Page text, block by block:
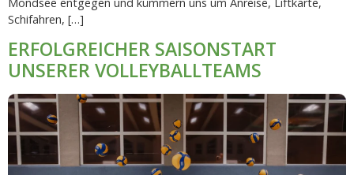
Schifahren, […]
ERFOLGREICHER SAISONSTART
UNSERER VOLLEYBALLTEAMS